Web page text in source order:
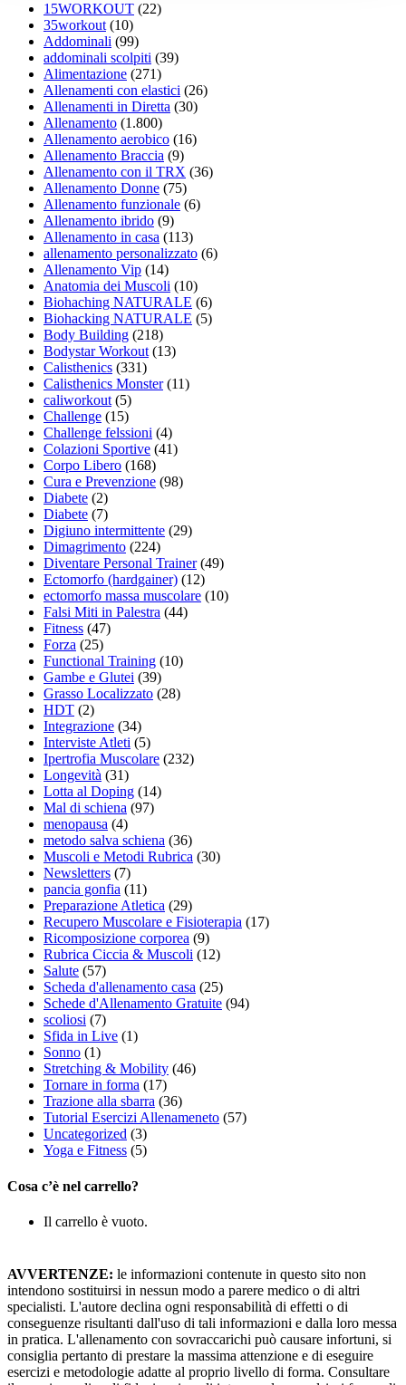
15WORKOUT (22)
35workout(10)
Addominali (99)
addominali scolpiti (39)
Alimentazione (271)
Allenamenti con elastici (26)
Allenamenti in Diretta (30)
Allenamento (1.800)
Allenamento aerobico (16)
Allenamento Braccia (9)
Allenamento con il TRX (36)
Allenamento Donne (75)
Allenamento funzionale (6)
Allenamento ibrido (9)
Allenamento in casa (113)
allenamento personalizzato (6)
Allenamento Vip (14)
Anatomia dei Muscoli (10)
Biohaching NATURALE (6)
Biohacking NATURALE (5)
Body Building (218)
Bodystar Workout(13)
Calisthenics (331)
Calisthenics Monster(11)
caliworkout(5)
Challenge (15)
Challenge felssioni (4)
Colazioni Sportive (41)
Corpo Libero (168)
Cura e Prevenzione (98)
Diabete (2)
Diabete (7)
Digiuno intermittente (29)
Dimagrimento (224)
Diventare Personal Trainer(49)
Ectomorfo (hardgainer) (12)
ectomorfo massa muscolare (10)
Falsi Miti in Palestra (44)
Fitness (47)
Forza (25)
Functional Training (10)
Gambe e Glutei (39)
Grasso Localizzato (28)
HDT (2)
Integrazione (34)
Interviste Atleti (5)
Ipertrofia Muscolare (232)
Longevità (31)
Lotta al Doping (14)
Mal di schiena (97)
menopausa (4)
metodo salva schiena (36)
Muscoli e Metodi Rubrica (30)
Newsletters (7)
pancia gonfia (11)
Preparazione Atletica (29)
Recupero Muscolare e Fisioterapia (17)
Ricomposizione corporea (9)
Rubrica Ciccia & Muscoli (12)
Salute (57)
Scheda d'allenamento casa (25)
Schede d'Allenamento Gratuite (94)
scoliosi (7)
Sfida in Live (1)
Sonno (1)
Stretching & Mobility (46)
Tornare in forma (17)
Trazione alla sbarra (36)
Tutorial Esercizi Allenameneto (57)
Uncategorized (3)
Yoga e Fitness (5)
Cosa c’è nel carrello?
Il carrello è vuoto.
AVVERTENZE: le informazioni contenute in questo sito non
intendono sostituirsi in nessun modo a parere medico o di altri
specialisti. L'autore declina ogni responsabilità di effetti o di
conseguenze risultanti dall'uso di tali informazioni e dalla loro messa
in pratica. L'allenamento con sovraccarichi può causare infortuni, si
consiglia pertanto di prestare la massima attenzione e di eseguire
esercizi e metodologie adatte al proprio livello di forma. Consultare